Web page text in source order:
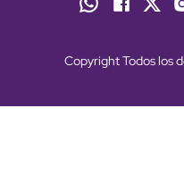
Copyright Todos los